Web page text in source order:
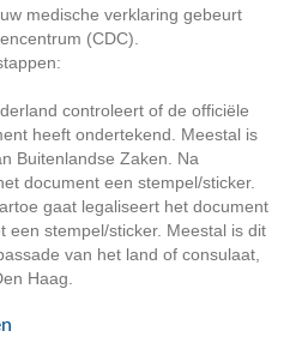
medische verklaring gebeurt
(CDC).
controleert of de officiële
heeft ondertekend. Meestal is
Buitenlandse Zaken. Na
document een stempel/sticker.
gaat legaliseert het document
een stempel/sticker. Meestal is dit
van het land of consulaat,
Haag.